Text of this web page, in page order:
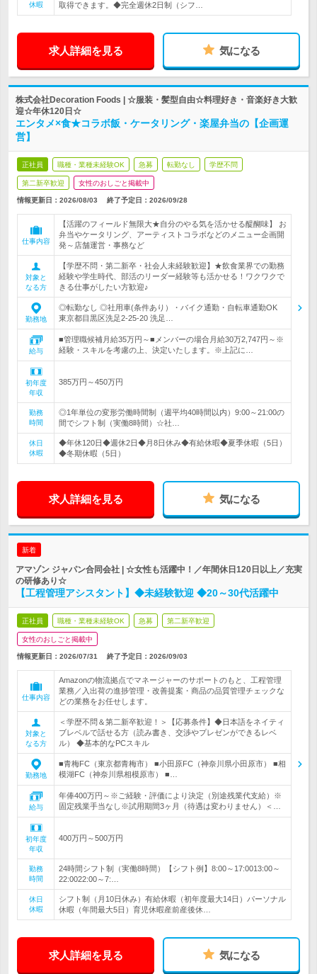
休暇
取得できます。◆完全週休2日制（シフ…
求人詳細を見る 気になる
株式会社Decoration Foods | ☆服装・髪型自由☆料理好き・音楽好き大歓
迎☆年休120日☆
エンタメ×食★コラボ飯・ケータリング・楽屋弁当の【企画運
営】
正社員 職種・業種未経験OK 急募 転勤なし 学歴不問
第二新卒歓迎 女性のおしごと掲載中
情報更新日：2026/08/03 終了予定日： 2026/09/28
仕事内容
【活躍のフィールド無限大★自分のやる気を活かせる醍醐味】 お
弁当やケータリング、アーティストコラボなどのメニュー企画開
発～店舗運営・事務など
対象と
なる方
【学歴不問・第二新卒・社会人未経験歓迎】★飲食業界での勤務
経験や学生時代、部活のリーダー経験等も活かせる！ワクワクで
きる仕事がしたい方歓迎♪
勤務地
◎転勤なし ◎社用車(条件あり）・バイク通勤・自転車通勤OK
東京都目黒区洗足2-25-20 洗足…
給与
■管理職候補月給35万円～■メンバーの場合月給30万2,747円～※
経験・スキルを考慮の上、決定いたします。※上記に…
初年度
年収
385万円～450万円
勤務
時間
◎1年単位の変形労働時間制（週平均40時間以内）9:00～21:00の
間でシフト制（実働8時間）☆社…
休日
休暇
◆年休120日◆週休2日◆月8日休み◆有給休暇◆夏季休暇（5日）
◆冬期休暇（5日）
求人詳細を見る 気になる
新着
アマゾン ジャパン合同会社 | ☆女性も活躍中！／年間休日120日以上／充実
の研修あり☆
【工程管理アシスタント】◆未経験歓迎 ◆20～30代活躍中
正社員 職種・業種未経験OK 急募 第二新卒歓迎
女性のおしごと掲載中
情報更新日：2026/07/31 終了予定日： 2026/09/03
仕事内容
Amazonの物流拠点でマネージャーのサポートのもと、工程管理
業務／入出荷の進捗管理・改善提案・商品の品質管理チェックな
どの業務をお任せします。
対象と
なる方
＜学歴不問＆第二新卒歓迎！＞【応募条件】◆日本語をネイティ
ブレベルで話せる方（読み書き、交渉やプレゼンができるレベ
ル） ◆基本的なPCスキル
勤務地
■青梅FC（東京都青梅市） ■小田原FC（神奈川県小田原市） ■相
模湖FC（神奈川県相模原市） ■…
給与
年俸400万円～※ご経験・評価により決定（別途残業代支給）※
固定残業手当なし※試用期間3ヶ月（待遇は変わりません）＜…
初年度
年収
400万円～500万円
勤務
時間
24時間シフト制（実働8時間）【シフト例】8:00～17:0013:00～
22:0022:00～7:…
休日
休暇
シフト制（月10日休み）有給休暇（初年度最大14日）パーソナル
休暇（年間最大5日）育児休暇産前産後休…
求人詳細を見る 気になる